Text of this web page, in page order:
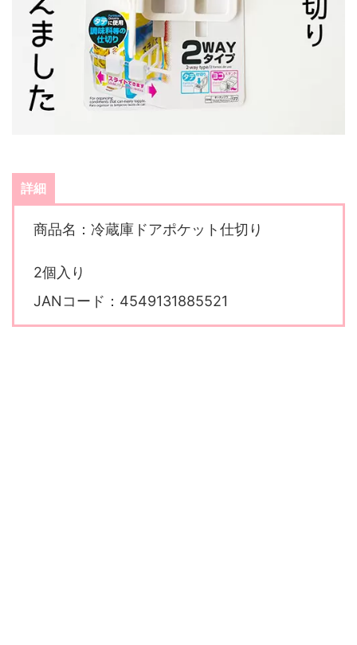
詳細
商品名：冷蔵庫ドアポケット仕切り
2個入り
JANコード：4549131885521